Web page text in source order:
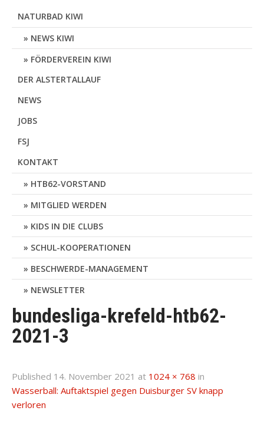
NATURBAD KIWI
NEWS KIWI
FÖRDERVEREIN KIWI
DER ALSTERTALLAUF
NEWS
JOBS
FSJ
KONTAKT
HTB62-VORSTAND
MITGLIED WERDEN
KIDS IN DIE CLUBS
SCHUL-KOOPERATIONEN
BESCHWERDE-MANAGEMENT
NEWSLETTER
bundesliga-krefeld-htb62-
2021-3
Published 14. November 2021 at 1024 × 768 in
Wasserball: Auftaktspiel gegen Duisburger SV knapp
verloren